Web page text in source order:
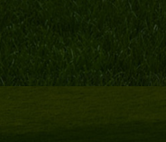
Albatross